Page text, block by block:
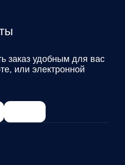
заказ удобным для вас
или электронной